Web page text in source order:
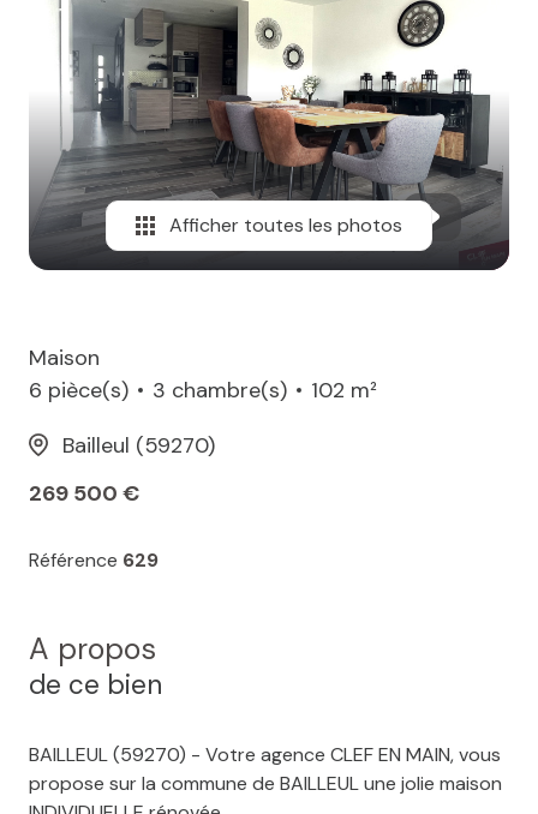
MAIL
Afficher toutes les photos
Maison
6 pièce(s)
3 chambre(s)
102 m²
Bailleul (59270)
269 500 €
Référence 629
A propos
de ce bien
BAILLEUL (59270) - Votre agence CLEF EN MAIN, vous
propose sur la commune de BAILLEUL une jolie maison